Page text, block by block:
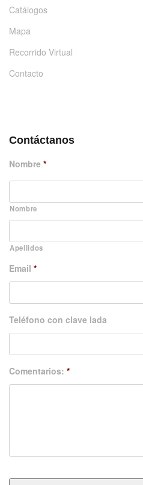
Catálogos
Mapa
Recorrido Virtual
Contacto
Contáctanos
Nombre *
Nombre
Apellidos
Email *
Teléfono con clave lada
Comentarios: *